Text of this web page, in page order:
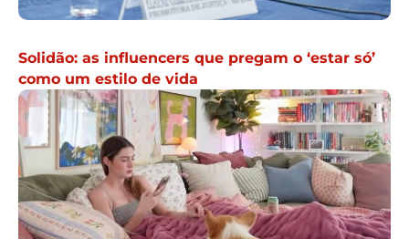
Solidão: as influencers que pregam o ‘estar só’
como um estilo de vida